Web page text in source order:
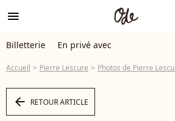
menu
Billetterie En privé avec
Accueil Pierre Lescure Photos de Pierre
arrow_left RETOUR ARTICLE